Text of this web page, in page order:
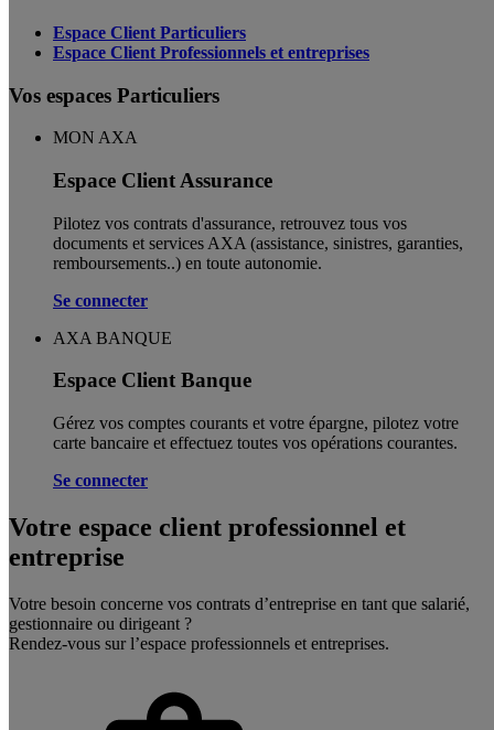
Espace Client Particuliers
Espace Client Professionnels et entreprises
Vos espaces Particuliers
MON AXA
Espace Client Assurance
Pilotez vos contrats d'assurance, retrouvez tous vos
documents et services AXA (assistance, sinistres, garanties,
remboursements..) en toute autonomie. ​
Se connecter
AXA BANQUE
Espace Client Banque
Gérez vos comptes courants et votre épargne, pilotez votre
carte bancaire et effectuez toutes vos opérations courantes.
Se connecter
Votre espace client professionnel et
entreprise
Votre besoin concerne vos contrats d’entreprise en tant que salarié,
gestionnaire ou dirigeant ?
Rendez-vous sur l’espace professionnels et entreprises.